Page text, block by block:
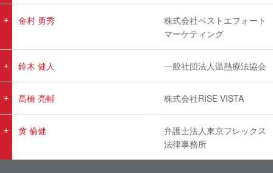
金村 勇秀
株式会社ベストエフォート
マーケティング
鈴木 健人 一般社団法人温熱療法協会
髙橋 亮輔 株式会社RISE VISTA
黄 倫健
弁護士法人東京フレックス
法律事務所